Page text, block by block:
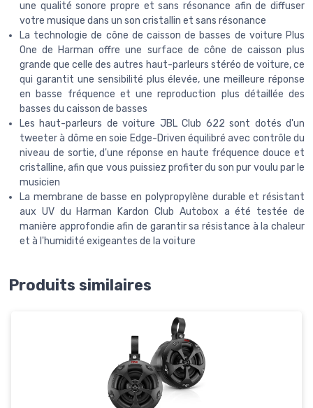
une qualité sonore propre et sans résonance afin de diffuser
votre musique dans un son cristallin et sans résonance
La technologie de cône de caisson de basses de voiture Plus
One de Harman offre une surface de cône de caisson plus
grande que celle des autres haut-parleurs stéréo de voiture, ce
qui garantit une sensibilité plus élevée, une meilleure réponse
en basse fréquence et une reproduction plus détaillée des
basses du caisson de basses
Les haut-parleurs de voiture JBL Club 622 sont dotés d'un
tweeter à dôme en soie Edge-Driven équilibré avec contrôle du
niveau de sortie, d'une réponse en haute fréquence douce et
cristalline, afin que vous puissiez profiter du son pur voulu par le
musicien
La membrane de basse en polypropylène durable et résistant
aux UV du Harman Kardon Club Autobox a été testée de
manière approfondie afin de garantir sa résistance à la chaleur
et à l'humidité exigeantes de la voiture
Produits similaires